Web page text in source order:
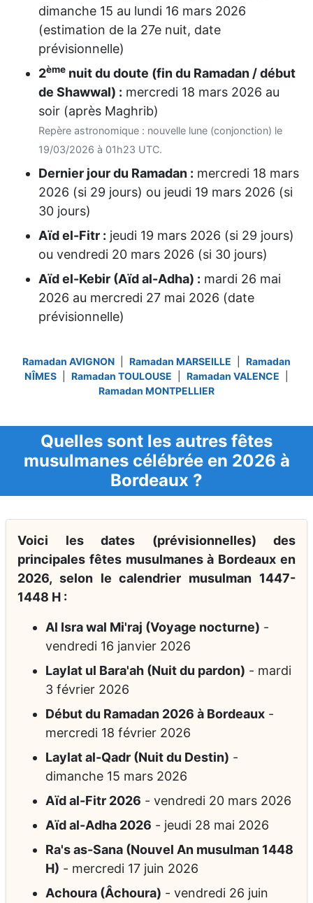
dimanche 15 au lundi 16 mars 2026
(estimation de la 27e nuit, date
prévisionnelle)
2ème nuit du doute (fin du Ramadan / début
de Shawwal) : mercredi 18 mars 2026 au
soir (après Maghrib)
Repère astronomique : nouvelle lune (conjonction) le
19/03/2026 à 01h23 UTC.
Dernier jour du Ramadan : mercredi 18 mars
2026 (si 29 jours) ou jeudi 19 mars 2026 (si
30 jours)
Aïd el-Fitr : jeudi 19 mars 2026 (si 29 jours)
ou vendredi 20 mars 2026 (si 30 jours)
Aïd el-Kebir (Aïd al-Adha) : mardi 26 mai
2026 au mercredi 27 mai 2026 (date
prévisionnelle)
Ramadan AVIGNON Ramadan MARSEILLE
Ramadan
NÎMES
Ramadan TOULOUSE Ramadan VALENCE
Ramadan MONTPELLIER
Quelles sont les autres fêtes
musulmanes célébrée en 2026 à
Bordeaux ?
Voici les dates (prévisionnelles) des
principales fêtes musulmanes à Bordeaux en
2026, selon le calendrier musulman 1447-
1448 H :
Al Isra wal Mi'raj (Voyage nocturne) -
vendredi 16 janvier 2026
Laylat ul Bara'ah (Nuit du pardon) - mardi
3 février 2026
Début du Ramadan 2026 à Bordeaux -
mercredi 18 février 2026
Laylat al-Qadr (Nuit du Destin) -
dimanche 15 mars 2026
Aïd al-Fitr 2026 - vendredi 20 mars 2026
Aïd al-Adha 2026 - jeudi 28 mai 2026
Ra's as-Sana (Nouvel An musulman 1448
H) - mercredi 17 juin 2026
Achoura (Âchoura) - vendredi 26 juin